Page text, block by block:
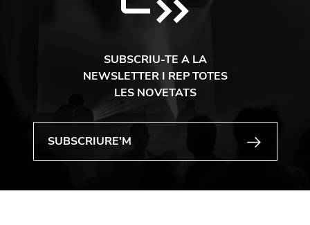
SUBSCRIU-TE A LA
NEWSLETTER I REP TOTES
LES NOVETATS